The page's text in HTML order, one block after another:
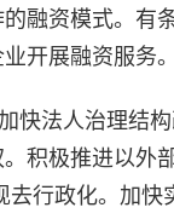
融资模式。有
开展融资服务。
法人治理结构
积极推进以外
去行政化。加